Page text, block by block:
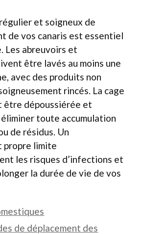
et soigneux de
de vos canaris est essentiel
Les abreuvoirs et
être lavés au moins une
avec des produits non
rincés. La cage
être dépoussiérée et
toute accumulation
de résidus. Un
propre limite
les risques d’infections et
la durée de vie de vos
de déplacement des